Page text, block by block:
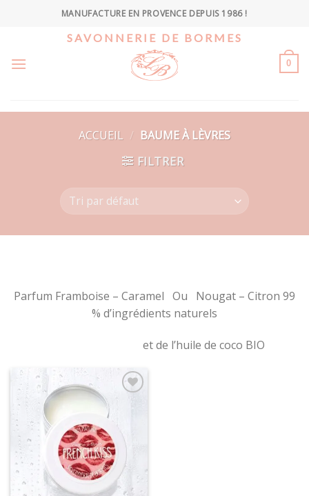
MANUFACTURE EN PROVENCE DEPUIS 1986 !
SAVONNERIE DE BORMES
0
ACCUEIL / BAUME À LÈVRES
FILTRER
Parfum Framboise – Caramel Ou Nougat – Citron 99
% d’ingrédients naturels
et de l’huile de coco BIO
à la
wishlist